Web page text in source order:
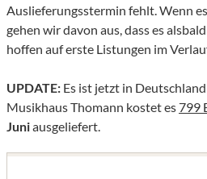
Auslieferungsstermin fehlt. Wenn
gehen wir davon aus, dass es
hoffen auf erste Listungen im Verlauf
UPDATE: Es ist jetzt in
Musikhaus Thomann kostet es799
Juniausgeliefert.